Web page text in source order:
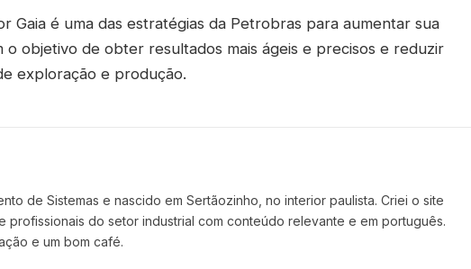
Gaia é uma das estratégias da Petrobras para aumentar sua
o objetivo de obter resultados mais ágeis e precisos e reduzir
exploração e produção.
de Sistemas e nascido em Sertãozinho, no interior paulista. Criei o site
profissionais do setor industrial com conteúdo relevante e em português.
e um bom café.